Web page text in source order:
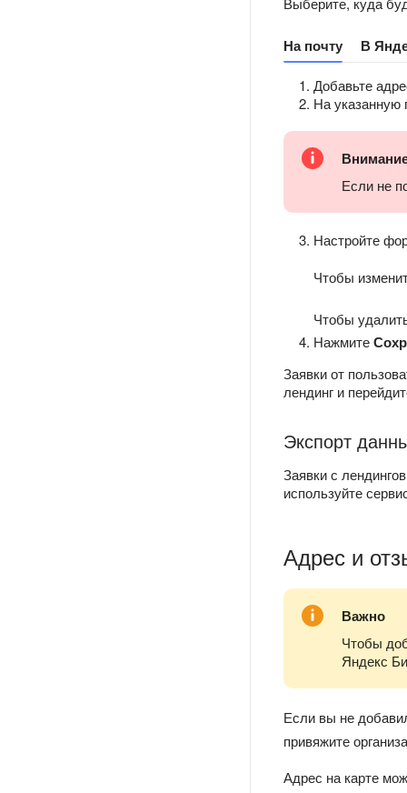
На почту В
Добавьте
На указанную
Если не
Настройте
Чтобы
Чтобы
Нажмите
Заявки от
лендинг и
Экспорт
Заявки с
используйте
Адрес и
Важно
Чтобы
Яндекс
Если вы не
привяжите
Адрес на карте